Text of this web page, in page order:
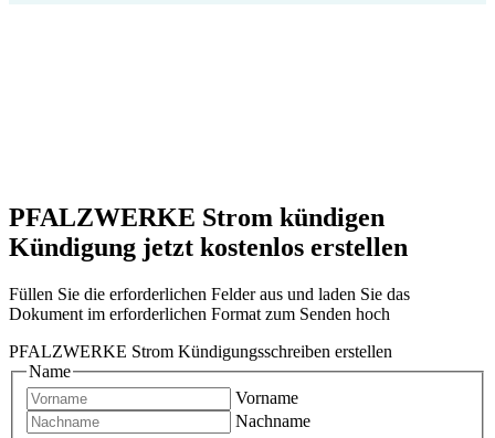
PFALZWERKE Strom kündigen
Kündigung jetzt kostenlos erstellen
Füllen Sie die erforderlichen Felder aus und laden Sie das
Dokument im erforderlichen Format zum Senden hoch
PFALZWERKE Strom Kündigungsschreiben erstellen
Name
Vorname
Nachname